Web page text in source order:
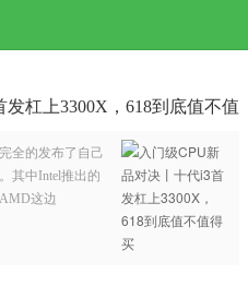
杠上3300X，618到底值不值
全的发布了自己
其中Intel推出的
这边